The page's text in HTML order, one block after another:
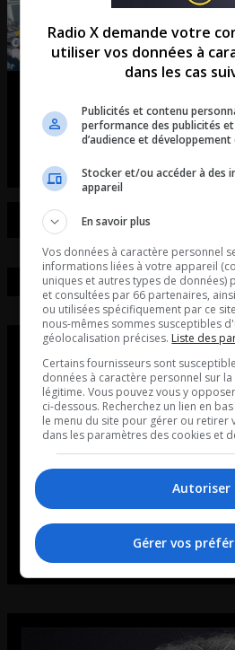
Tiësto débarque à
entretient avec Axel Vézina du
Radio X demande votre
utiliser vos données à
dans les cas
Publicités et contenu
performance des publicités
d’audience et développement
Stocker et/ou accéder à des
appareil
En savoir plus
Vos données à caractère personnel
informations liées à votre appareil
uniques et autres types de données)
et consultées par 66 partenaires,
ou utilisées spécifiquement par ce
nous-mêmes sommes susceptibles
géolocalisation précises. Liste des
Certains fournisseurs sont
données à caractère personnel sur
légitime. Vous pouvez vous y
ci-dessous. Recherchez un lien en
le menu du site pour gérer ou retirer
dans les paramètres des cookies et
Autoriser
Gérer vos